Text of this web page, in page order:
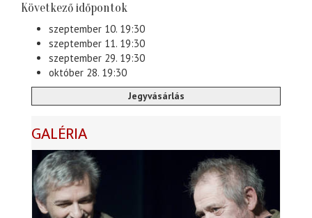
Következő időpontok
szeptember 10. 19:30
szeptember 11. 19:30
szeptember 29. 19:30
október 28. 19:30
Jegyvásárlás
GALÉRIA